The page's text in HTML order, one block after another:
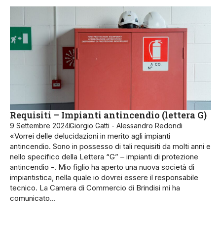
Requisiti – Impianti antincendio (lettera G)
9 Settembre 2024Giorgio Gatti - Alessandro Redondi
«Vorrei delle delucidazioni in merito agli impianti
antincendio. Sono in possesso di tali requisiti da molti anni e
nello specifico della Lettera “G” – impianti di protezione
antincendio -. Mio figlio ha aperto una nuova società di
impiantistica, nella quale io dovrei essere il responsabile
tecnico. La Camera di Commercio di Brindisi mi ha
comunicato…